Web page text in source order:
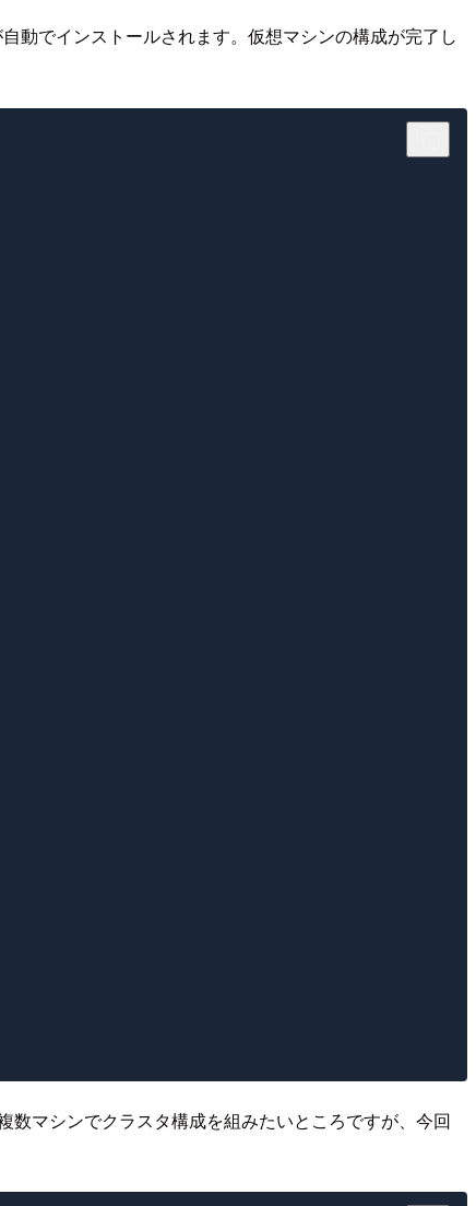
動でインストールされます。仮想マシンの構成が完了し
マシンでクラスタ構成を組みたいところですが、今回